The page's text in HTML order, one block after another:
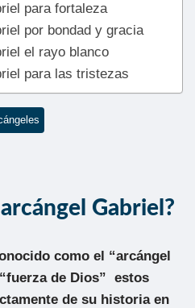
para fortaleza
por bondad y gracia
el rayo blanco
para las tristezas
Gabriel?
como el “arcángel
de Dios” estos
de su historia en